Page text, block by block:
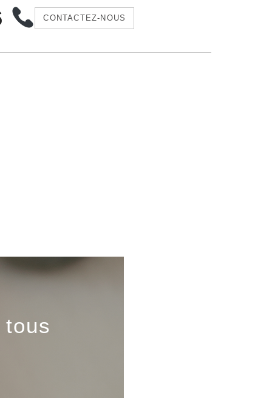
CONTACTEZ-NOUS